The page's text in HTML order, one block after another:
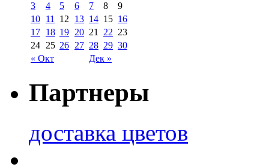
« Окт Дек »
3
4 5 6 7 8
9
10 11 12 13 14 15 16
17 18 19 20 21 22 23
24 25 26 27 28 29 30
Партнеры
доставка цветов